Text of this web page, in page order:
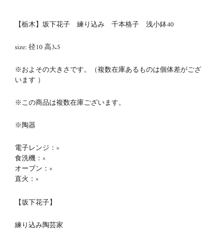
【栃木】坂下花子 練り込み 千本格子 浅小鉢40
size: 径10 高3.5
※およその大きさです。（複数在庫あるものは個体差がござ
います ）
※この商品は複数在庫ございます。
※陶器
電子レンジ：×
食洗機：×
オーブン：×
直火：×
【坂下花子】
練り込み陶芸家